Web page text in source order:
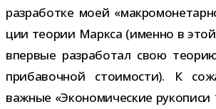
раз­ра­ботке моей
ции тео­рии Маркса (именно в
впер­вые раз­ра­бо­тал свою
при­ба­воч­ной сто­и­мо­сти). К
важ­ные «Экономические руко­писи